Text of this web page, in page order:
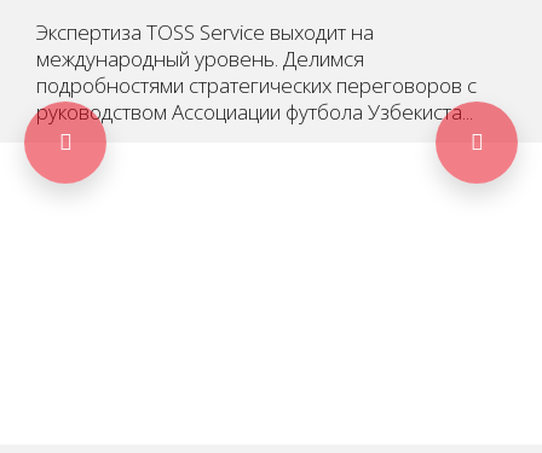
Экспертиза TOSS Service выходит на
международный уровень. Делимся
подробностями стратегических переговоров с
руководством Ассоциации футбола Узбекиста...